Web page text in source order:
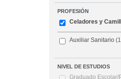
PROFESIÓN
Celadores y
Auxiliar Sanitario
NIVEL DE ESTUDIOS
Graduado Escolar/